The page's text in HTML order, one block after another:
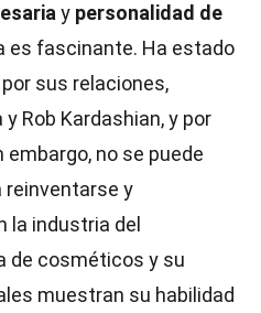
y personalidad de
es fascinante. Ha estado
sus relaciones,
Rob Kardashian, y por
no se puede
reinventarse y
la industria del
de cosméticos y su
muestran su habilidad